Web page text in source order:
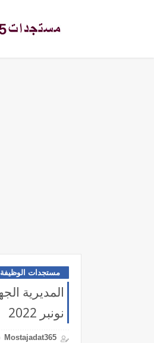
مستجدات الوظيفة
نونبر 2022
Mostajadat365